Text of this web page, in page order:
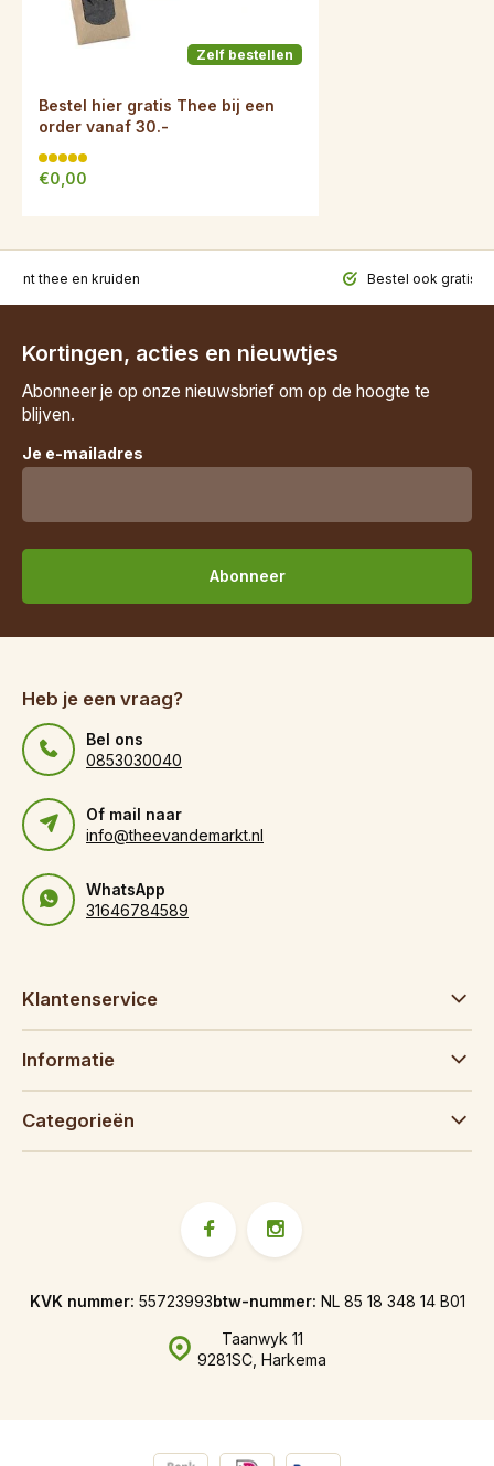
Zelf bestellen
Bestel hier gratis Thee bij een
order vanaf 30.-
€0,00
thee en kruiden Bestel ook gratis
Kortingen, acties en nieuwtjes
Abonneer je op onze nieuwsbrief om op de hoogte te
blijven.
Je e-mailadres
Abonneer
Heb je een vraag?
Bel ons
0853030040
Of mail naar
info@theevandemarkt.nl
WhatsApp
31646784589
Klantenservice
Informatie
Categorieën
Taanwyk 11
9281SC, Harkema
KVK nummer: 55723993btw-nummer: NL 85 18 348 14 B01